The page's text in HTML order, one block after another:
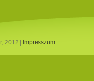
2012 | Impresszum